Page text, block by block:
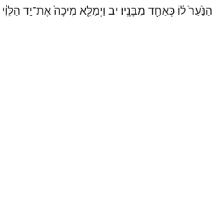
הַנַּ֙עַר֙ל֔וֹ כְּאַחַ֖ד מִבָּנָֽיו׃ יב וַיְמַלֵּ֤א מִיכָה֙אֶת־יַ֣ד הַלֵּוִ֔י